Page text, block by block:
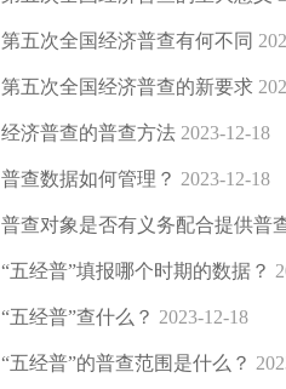
第五次全国经济普查有何不同
第五次全国经济普查的新要求
经济普查的普查方法 2023-12-18
普查数据如何管理？ 2023-12-18
普查对象是否有义务配合提供普
“五经普”填报哪个时期的数据？
“五经普”查什么？ 2023-12-18
“五经普”的普查范围是什么？